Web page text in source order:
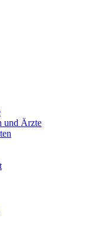
und Ärzte